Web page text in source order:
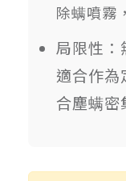
除螨噴霧
局限性：
適合作為
合塵螨密